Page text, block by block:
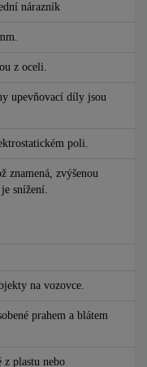
nárazník
z oceli.
upevňovací díly jsou
poli.
znamená, zvýšenou
snížení.
na vozovce.
prahem a blátem
plastu nebo